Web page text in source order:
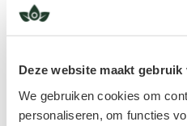
Deze website maakt gebruik
We gebruiken cookies om
personaliseren, om functies
vanaf
19,95